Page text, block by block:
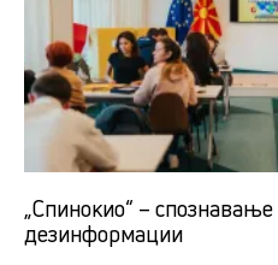
„Спинокио“ –
дезинформации